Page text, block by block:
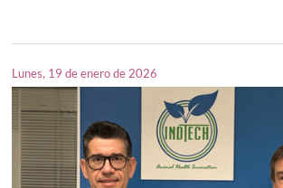
Lunes, 19 de enero de 2026